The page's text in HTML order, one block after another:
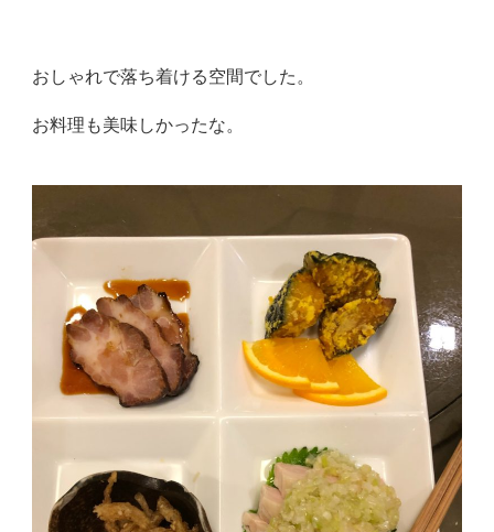
おしゃれで落ち着ける空間でした。
お料理も美味しかったな。